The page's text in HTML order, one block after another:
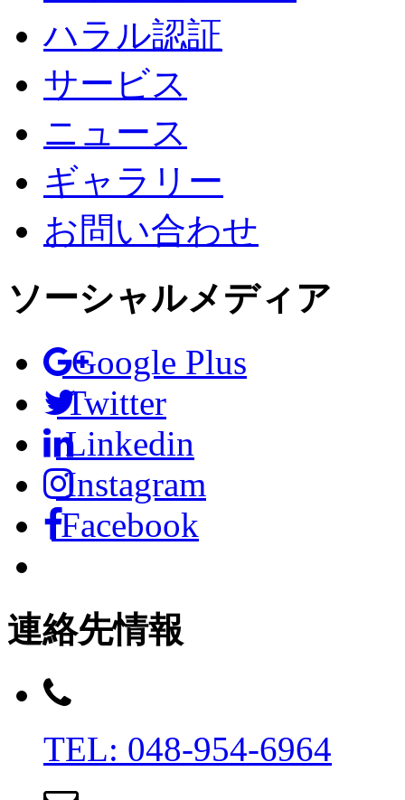
ハラル認証
サービス
ニュース
ギャラリー
お問い合わせ
ソーシャルメディア
Google Plus
Twitter
Linkedin
Instagram
Facebook
連絡先情報
TEL: 048-954-6964